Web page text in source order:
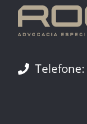
Telefone: